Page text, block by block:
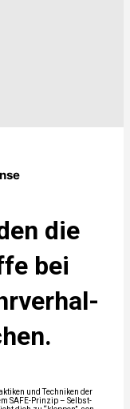
die
bei
und Tech­ni­ken der
SAFE-Prin­zip – Selbst­